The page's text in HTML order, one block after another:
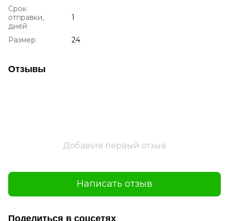
Срок
отправки,
дней
1
Размер 24
Отзывы
Добавьте первый отзыв
Написать отзыв
Поделиться в соцсетях